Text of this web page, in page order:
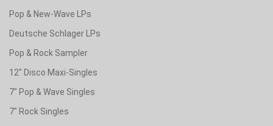
Pop & New-Wave LPs
Deutsche Schlager LPs
Pop & Rock Sampler
12" Disco Maxi-Singles
7" Pop & Wave Singles
7" Rock Singles